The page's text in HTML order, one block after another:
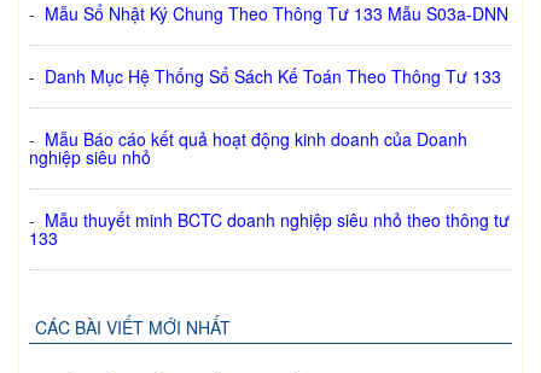
- Mẫu Sổ Nhật Ký Chung Theo Thông Tư 133 Mẫu S03a-DNN
- Danh Mục Hệ Thống Sổ Sách Kế Toán Theo Thông Tư 133
- Mẫu Báo cáo kết quả hoạt động kinh doanh của Doanh
nghiệp siêu nhỏ
- Mẫu thuyết minh BCTC doanh nghiệp siêu nhỏ theo thông tư
133
CÁC BÀI VIẾT MỚI NHẤT